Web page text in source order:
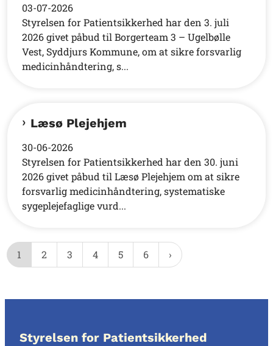
03-07-2026
Styrelsen for Patientsikkerhed har den 3. juli
2026 givet påbud til Borgerteam 3 – Ugelbølle
Vest, Syddjurs Kommune, om at sikre forsvarlig
medicinhåndtering, s...
Læsø Plejehjem
30-06-2026
Styrelsen for Patientsikkerhed har den 30. juni
2026 givet påbud til Læsø Plejehjem om at sikre
forsvarlig medicinhåndtering, systematiske
sygeplejefaglige vurd...
1 2 3 4 5 6
Styrelsen for Patientsikkerhed